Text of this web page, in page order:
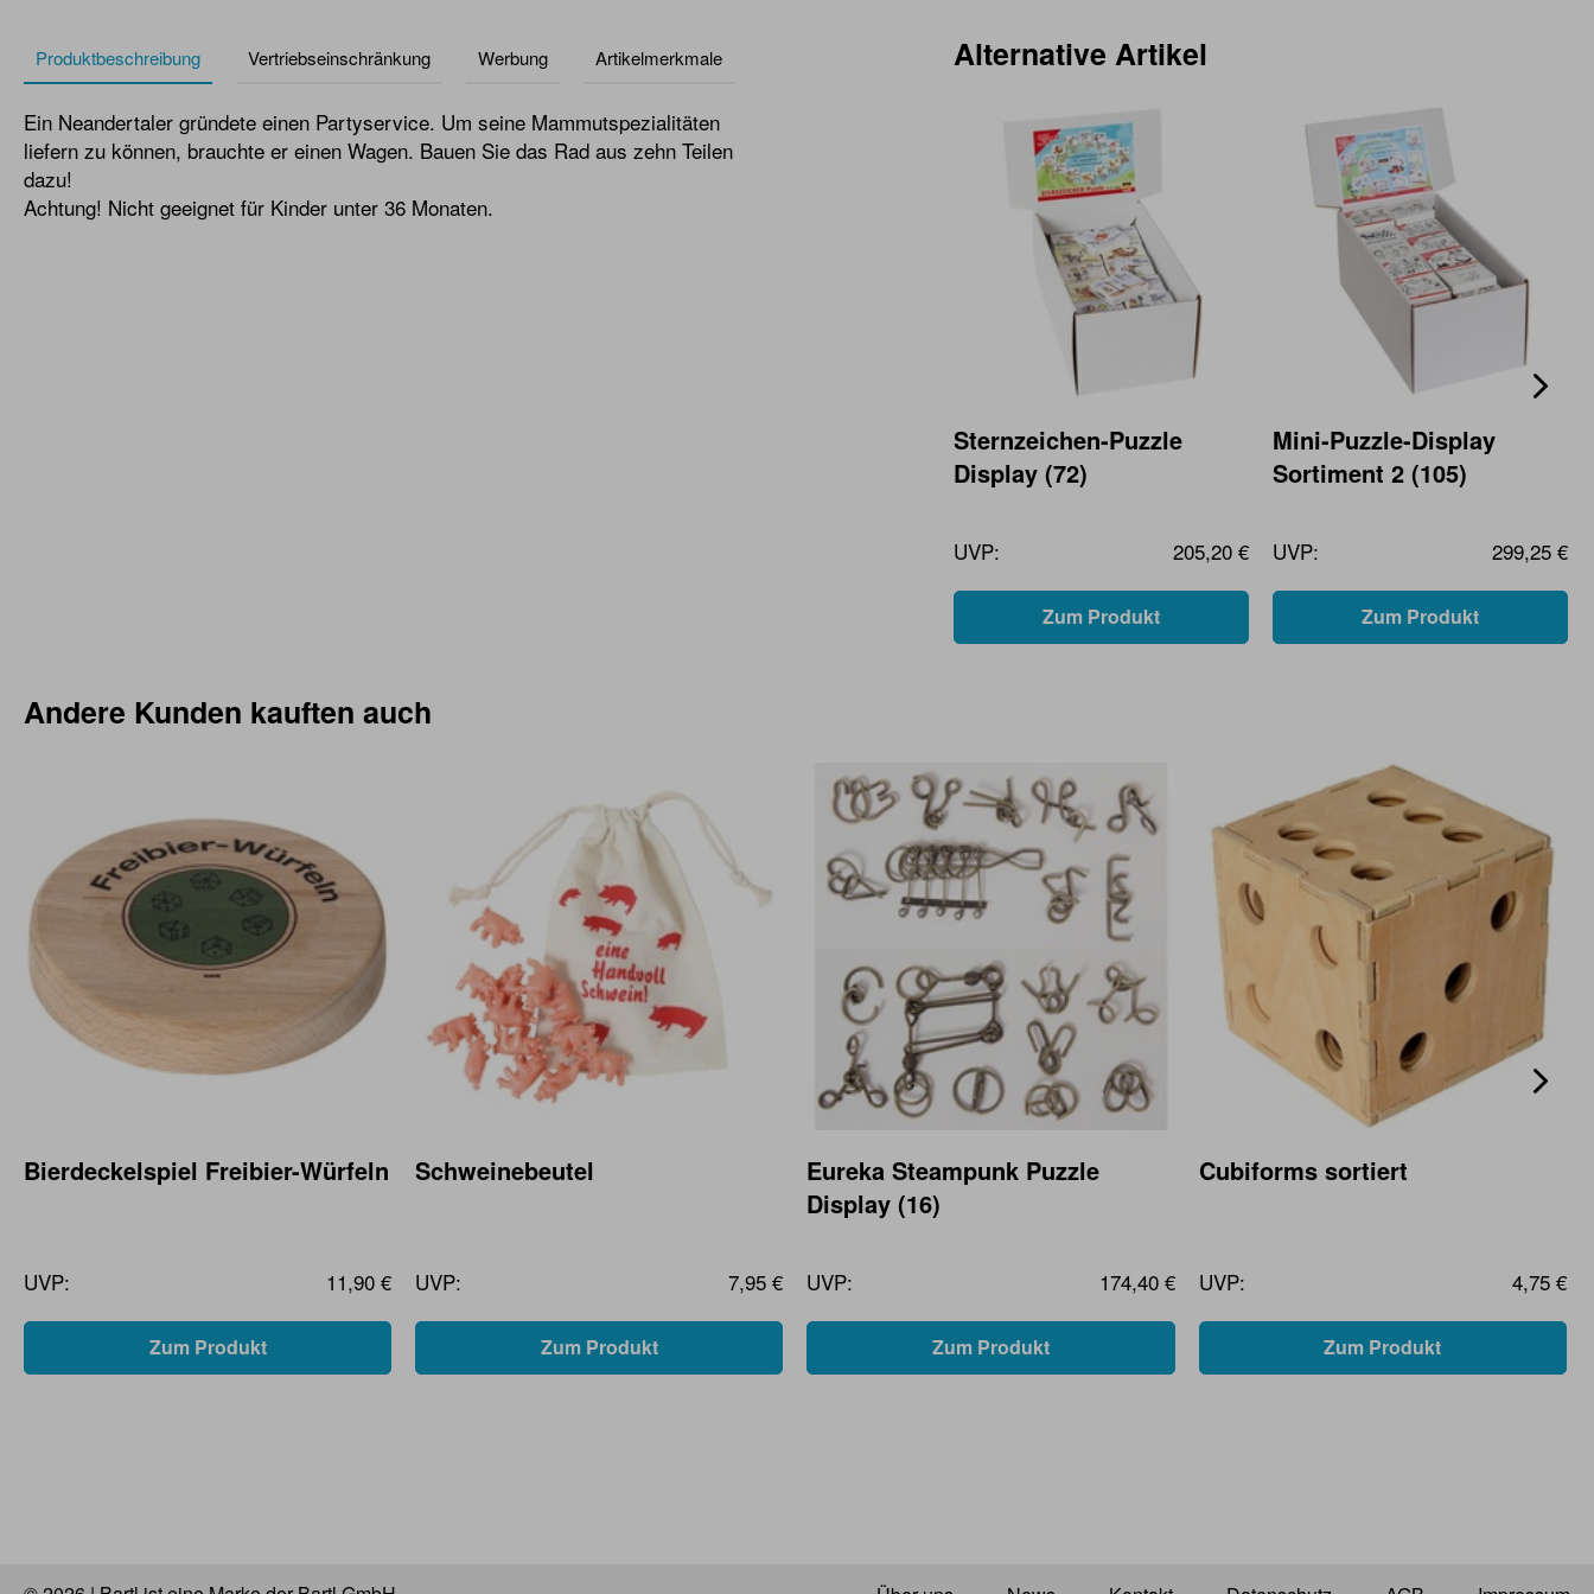
Produktbeschreibung Vertriebseinschränkung Werbung Artikelmerkmale
Ein Neandertaler gründete einen Partyservice. Um seine Mammutspezialitäten
liefern zu können, brauchte er einen Wagen. Bauen Sie das Rad aus zehn Teilen
dazu!
Achtung! Nicht geeignet für Kinder unter 36 Monaten.
Alternative Artikel
Sternzeichen-Puzzle
Display (72)
UVP: 205,20 €
Zum Produkt
Mini-Puzzle-Display
Sortiment 2 (105)
UVP: 299,25 €
Zum Produkt
Andere Kunden kauften auch
Bierdeckelspiel Freibier-Würfeln
UVP: 11,90 €
Zum Produkt
Schweinebeutel
UVP: 7,95 €
Zum Produkt
Eureka Steampunk Puzzle
Display (16)
UVP: 174,40 €
Zum Produkt
Cubiforms sortiert
UVP: 4,75 €
Zum Produkt